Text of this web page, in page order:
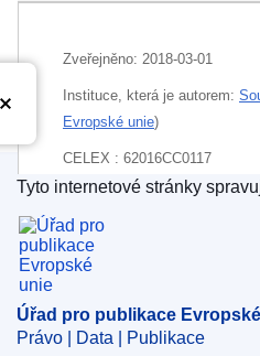
Zveřejněno: 2018-03-01
Instituce, která je autorem:
Evropské unie)
CELEX : 62016CC0117
ECLI : ECLI:EU:C:2018:145
Úřad pro publikace
Tyto internetové stránky
Úřad pro publikace
Právo | Data | Publikace